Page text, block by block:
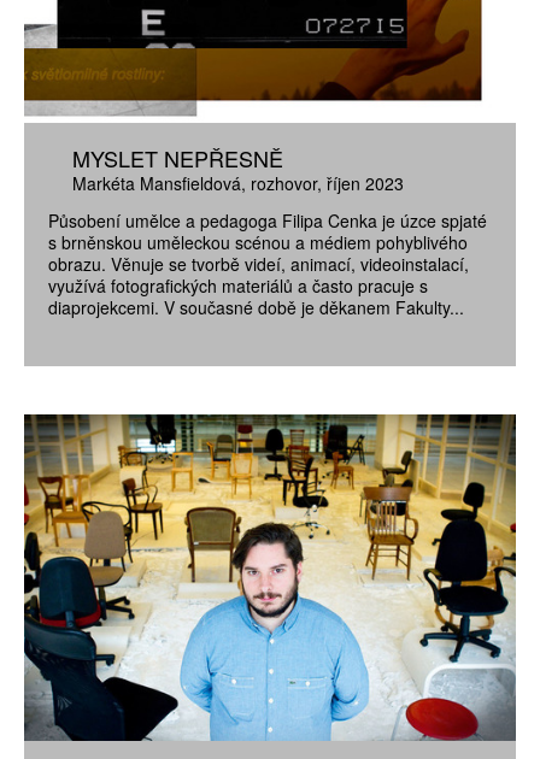
MYSLET NEPŘESNĚ
Markéta Mansfieldová rozhovor říjen 2023
Působení umělce a pedagoga Filipa Cenka je úzce spjaté
s brněnskou uměleckou scénou a médiem pohyblivého
obrazu. Věnuje se tvorbě videí, animací, videoinstalací,
využívá fotografických materiálů a často pracuje s
diaprojekcemi. V současné době je děkanem Fakulty...